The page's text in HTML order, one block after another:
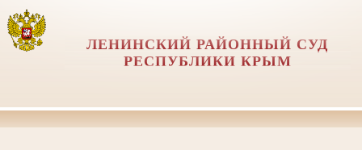
ЛЕНИНСКИЙ РАЙОННЫЙ СУД
РЕСПУБЛИКИ КРЫМ